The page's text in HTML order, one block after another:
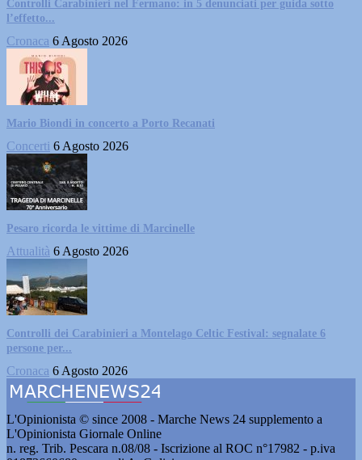
Controlli Carabinieri nel Fermano: in 5 denunciati per guida sotto
l’effetto...
Cronaca 6 Agosto 2026
Mario Biondi in concerto a Porto Recanati
Concerti 6 Agosto 2026
Pesaro ricorda le vittime di Marcinelle
Attualità 6 Agosto 2026
Controlli dei Carabinieri a Montelago Celtic Festival: segnalate 6
persone per...
Cronaca 6 Agosto 2026
L'Opinionista © since 2008 - Marche News 24 supplemento a
L'Opinionista Giornale Online
n. reg. Trib. Pescara n.08/08 - Iscrizione al ROC n°17982 - p.iva